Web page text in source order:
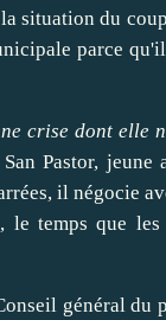
situation du
parce
crise dont elle
Pastor, jeune
il négocie
temps que les
général du